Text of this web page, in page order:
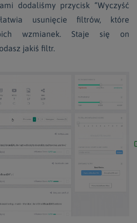
dodaliśmy przycisk “Wyczyść
usunięcie filtrów, które
wzmianek. Staje się on
jakiś filtr.